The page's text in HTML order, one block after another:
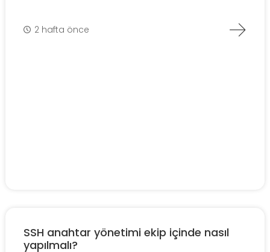
2 hafta önce
SSH anahtar yönetimi ekip içinde nasıl
yapılmalı?